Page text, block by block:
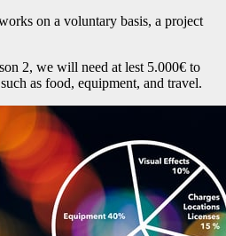
on a voluntary basis, a project
2, we will need at lest 5.000€ to
as food, equipment, and travel.